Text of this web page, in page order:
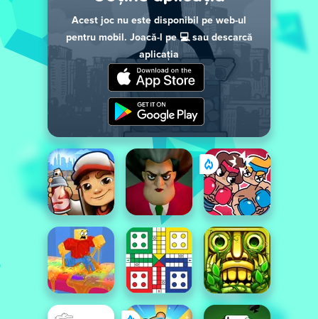
Acest joc nu este disponibil pe web-ul
pentru mobil. Joacă-l pe 💻 sau descarcă
aplicația